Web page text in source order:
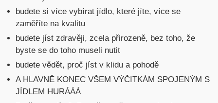
budete si více vybírat jídlo, které jíte, více se
zaměříte na kvalitu
budete jíst zdravěji, zcela přirozeně, bez toho, že
byste se do toho museli nutit
budete vědět, proč jíst v klidu a pohodě
A HLAVNĚ KONEC VŠEM VÝČITKÁM SPOJENÝM S
JÍDLEM HURÁÁÁ